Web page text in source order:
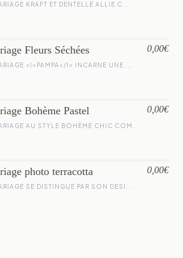
KRAFT ET DENTELLE ALLIE C...
Fleurs Séchées
<I>PAMPA</I> INCARNE UNE ...
0,00€
Bohème Pastel
AU STYLE BOHÈME CHIC COM...
0,00€
photo terracotta
SE DISTINGUE PAR SON DESI...
0,00€